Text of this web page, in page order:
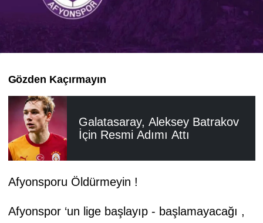
Gözden Kaçırmayın
Galatasaray, Aleksey Batrakov
İçin Resmi Adımı Attı
Afyonsporu Öldürmeyin !
Afyonspor ‘un lige başlayıp - başlamayacağı ,